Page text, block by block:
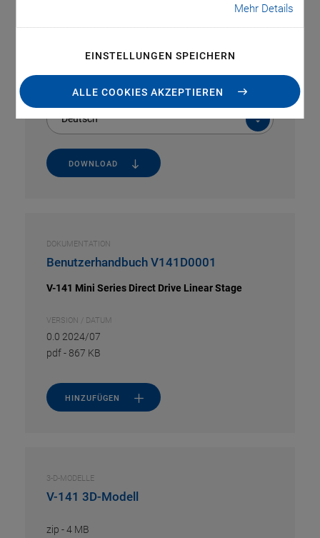
Mehr Details
EINSTELLUNGEN SPEICHERN
ALLE COOKIES AKZEPTIEREN
2026-07-31
pdf-1 MB
Deutsch
DOWNLOAD
DOKUMENTATION
Benutzerhandbuch V141D0001
V-141 Mini Series Direct Drive Linear Stage
VERSION / DATUM
0.0 2024/07
pdf- 867 KB
HINZUFÜGEN
3-D-MODELLE
V-141 3D-Modell
zip -4 MB